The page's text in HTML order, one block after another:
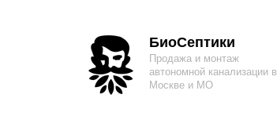
БиоСептики
Продажа и монтаж
автономной канализации в
Москве и МО